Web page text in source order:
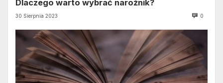
Dlaczego warto wybrać narożnik?
30 Sierpnia 2023 0